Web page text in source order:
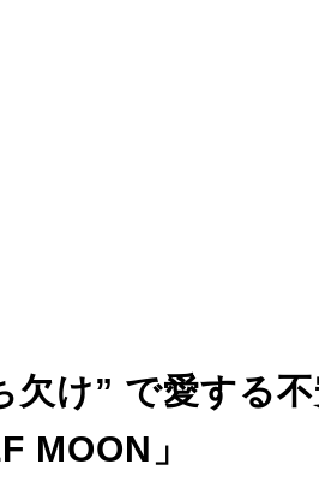
欠け” で愛する
MOON」